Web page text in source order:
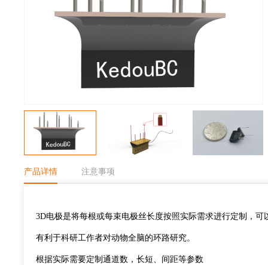
产品详情 注意事项
3D电极是将每根或每束电极丝长度按照实际需求进行定制，
有利于科研工作者对动物全脑的环路研究。
根据实际需要定制通道数，长短、间距等参数